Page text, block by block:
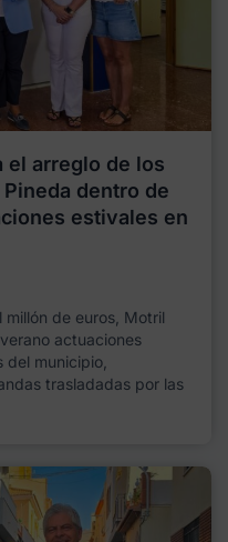
el arreglo de los
dentro de
estivales en
millón de euros, Motril
actuaciones
municipio,
trasladadas por las